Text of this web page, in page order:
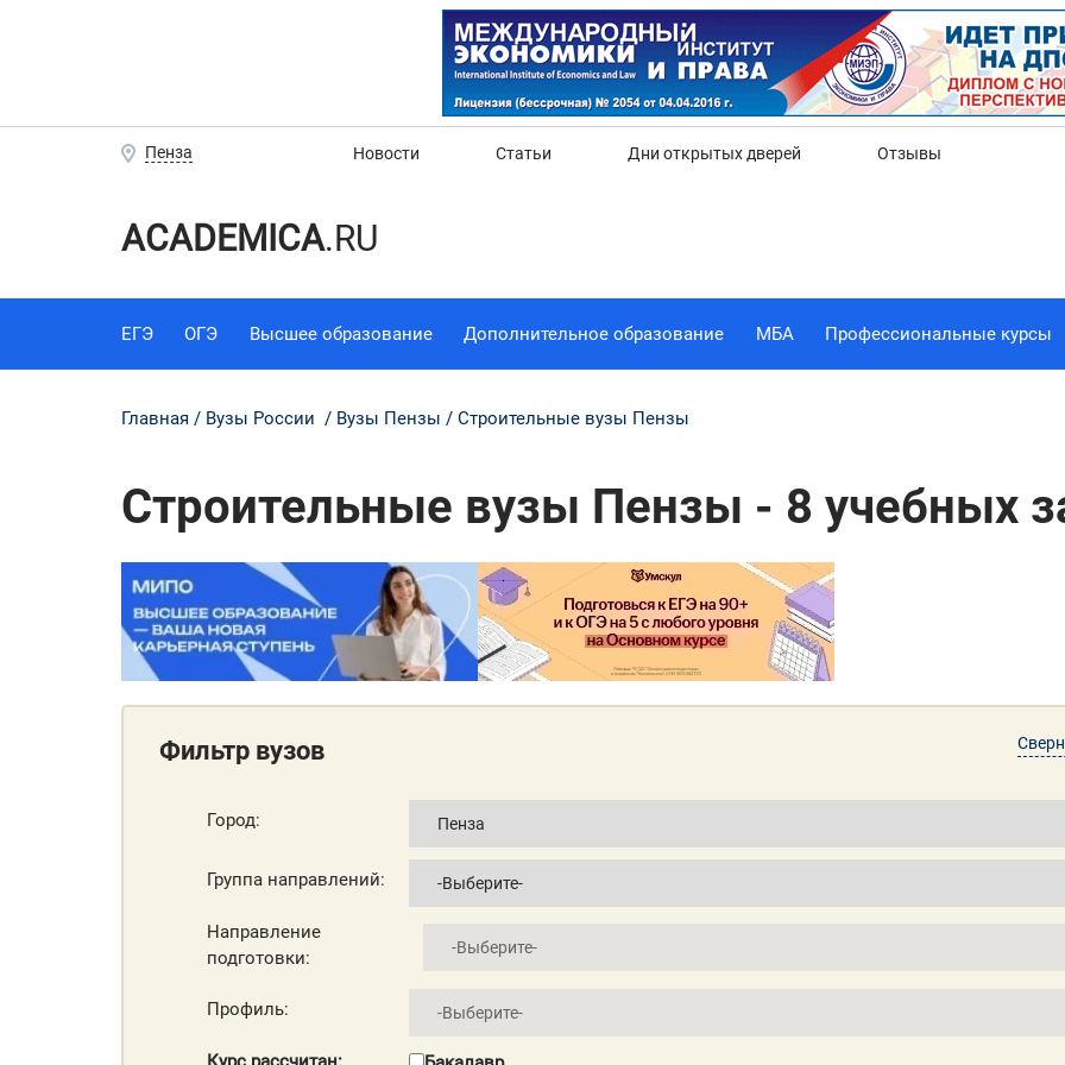
Пенза Новости Статьи Дни открытых дверей Отзывы
ACADEMICA.RU
ЕГЭ ОГЭ Высшее образование Дополнительное образование МБА Профессиональные курсы
Главная Вузы России Вузы Пензы Строительные вузы Пензы
Строительные вузы Пензы - 8 учебных
Фильтр вузов
Город:
Группа направлений:
Направление
подготовки:
Профиль:
Нет